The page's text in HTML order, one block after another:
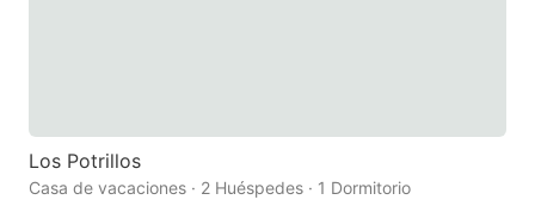
Los Potrillos
Casa de vacaciones · 2 Huéspedes · 1 Dormitorio